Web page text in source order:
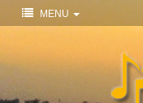
MENU